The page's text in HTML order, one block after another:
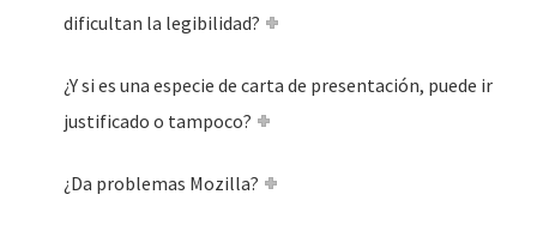
dificultan la legibilidad?
¿Y si es una especie de carta de presentación, puede ir
justificado o tampoco?
¿Da problemas Mozilla?